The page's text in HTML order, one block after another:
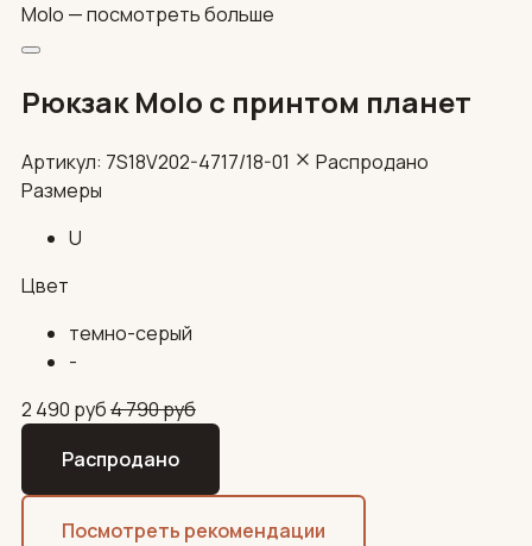
Molo —посмотреть больше
Рюкзак Molo с принтом планет
Артикул: 7S18V202-4717/18-01
Распродано
Размеры
U
Цвет
темно-серый
-
2 490 руб4 790руб
Распродано
Посмотреть рекомендации